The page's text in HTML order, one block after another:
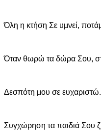
Όλη η κτήση Σε υμνεί,
Όταν θωρώ τα δώρα Σου,
Δεσπότη μου σε ευχαριστώ.
Συγχώρηση τα παιδιά Σου